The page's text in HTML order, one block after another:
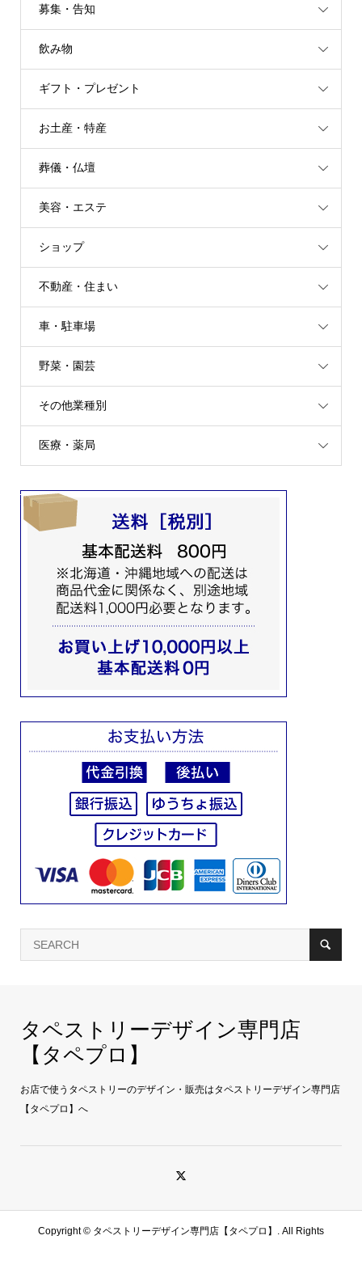
募集・告知
飲み物
ギフト・プレゼント
お土産・特産
葬儀・仏壇
美容・エステ
ショップ
不動産・住まい
車・駐車場
野菜・園芸
その他業種別
医療・薬局
タペストリーデザイン専門店
【タペプロ】
お店で使うタペストリーのデザイン・販売はタペストリーデザイン専門店
【タペプロ】へ
Copyright © タペストリーデザイン専門店【タペプロ】. All Rights